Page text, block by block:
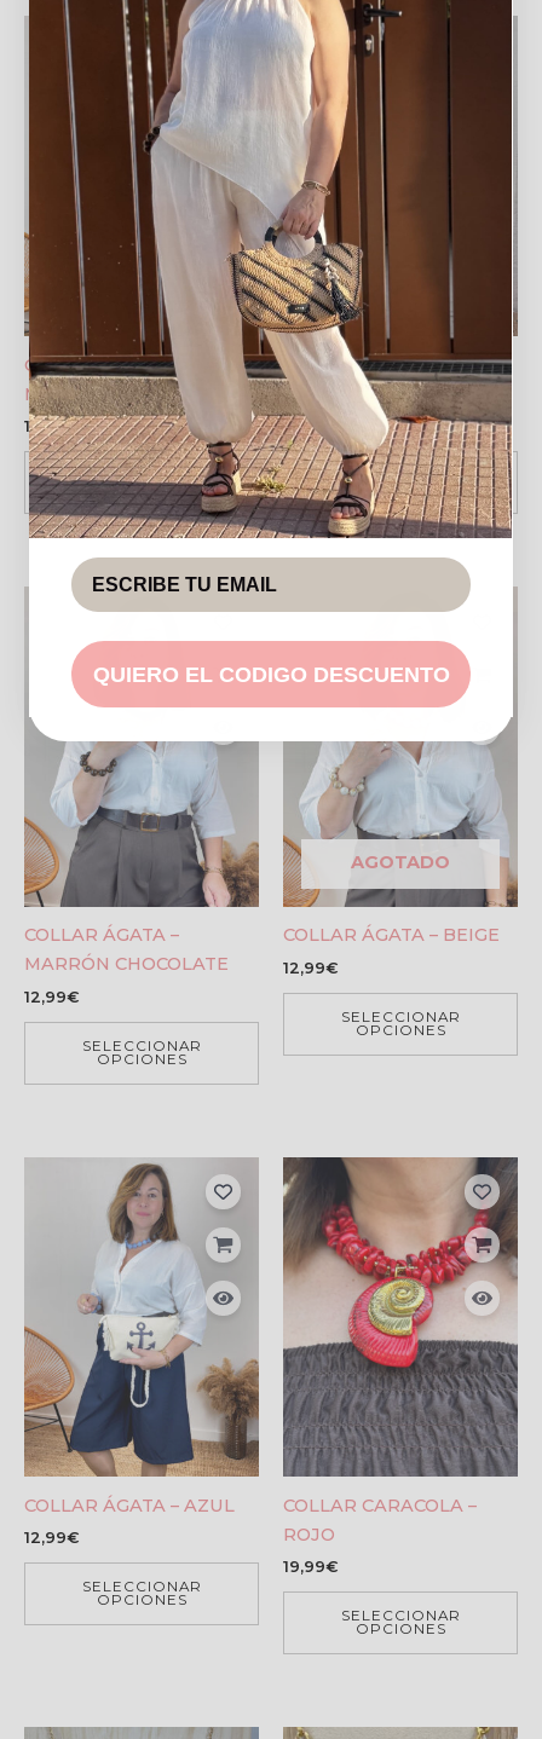
COLLAR CASCADA –
MARRÓN
19,99€
SELECCIONAR
OPCIONES
AGOTADO
COLLAR ÁGATA –
MULTICOLOR
12,99 €
SELECCIONAR
OPCIONES
COLLAR ÁGATA –
MARRÓN CHOCOLATE
12,99€
SELECCIONAR
OPCIONES
AGOTADO
COLLAR ÁGATA – BEIGE
12,99€
SELECCIONAR
OPCIONES
COLLAR ÁGATA – AZUL
12,99€
SELECCIONAR
OPCIONES
COLLAR CARACOLA –
ROJO
19,99€
SELECCIONAR
OPCIONES
QUIERO EL CODIGO DESCUENTO